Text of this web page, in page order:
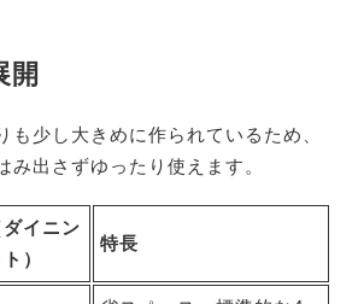
開
も少し大きめに作られているため、
み出さずゆったり使えます。
ダイニン
）
特長